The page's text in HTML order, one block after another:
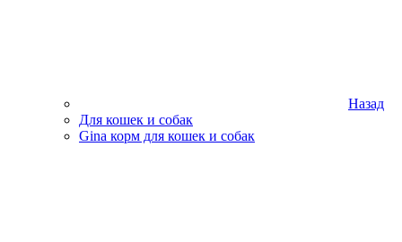
Назад
Для кошек и собак
Gina корм для кошек и собак